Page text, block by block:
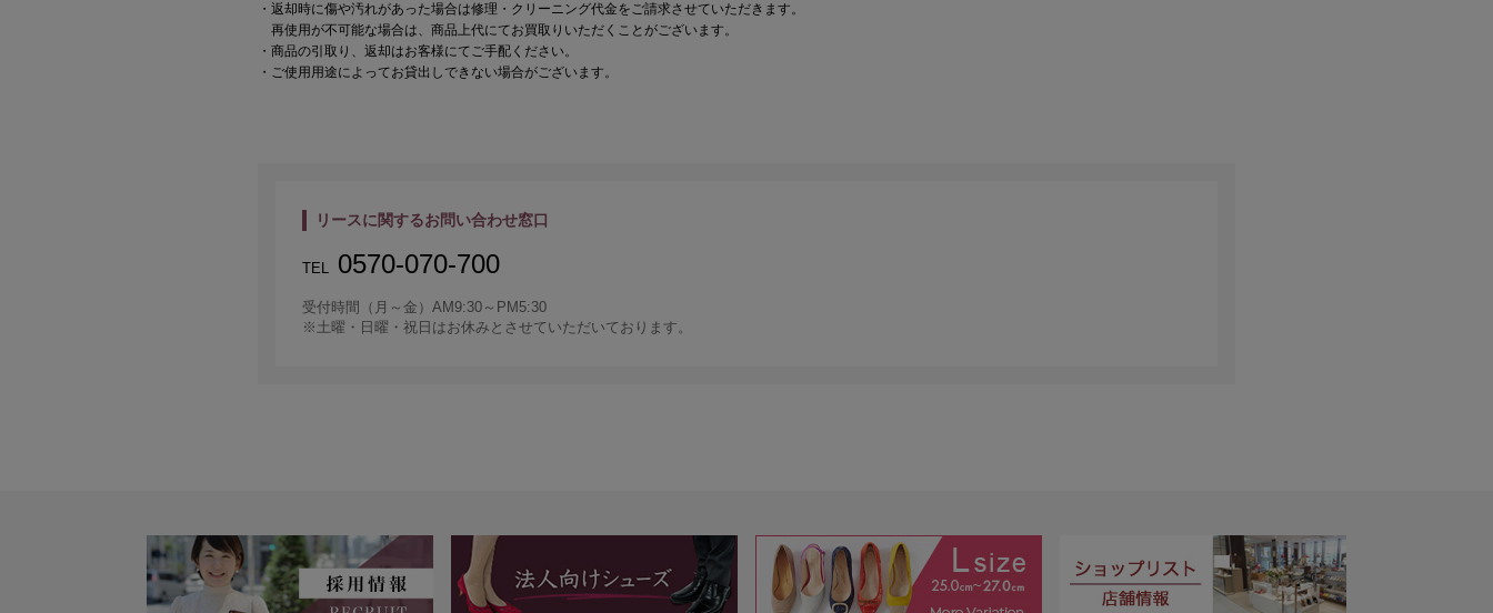
・返却時に傷や汚れがあった場合は修理・クリーニング代金をご請求させていただきます。
再使用が不可能な場合は、商品上代にてお買取りいただくことがございます。
・商品の引取り、返却はお客様にてご手配ください。
・ご使用用途によってお貸出しできない場合がございます。
リースに関するお問い合わせ窓口
TEL 0570-070-700
受付時間（月～金）AM9:30～PM5:30
※土曜・日曜・祝日はお休みとさせていただいております。